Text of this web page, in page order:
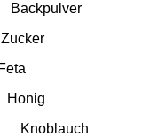
Backpulver
Feta
Honig
Knoblauch